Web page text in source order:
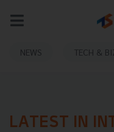
NEWS TECH &
LATEST IN